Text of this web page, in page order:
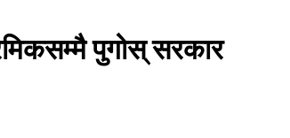
पुगोस् सरकार